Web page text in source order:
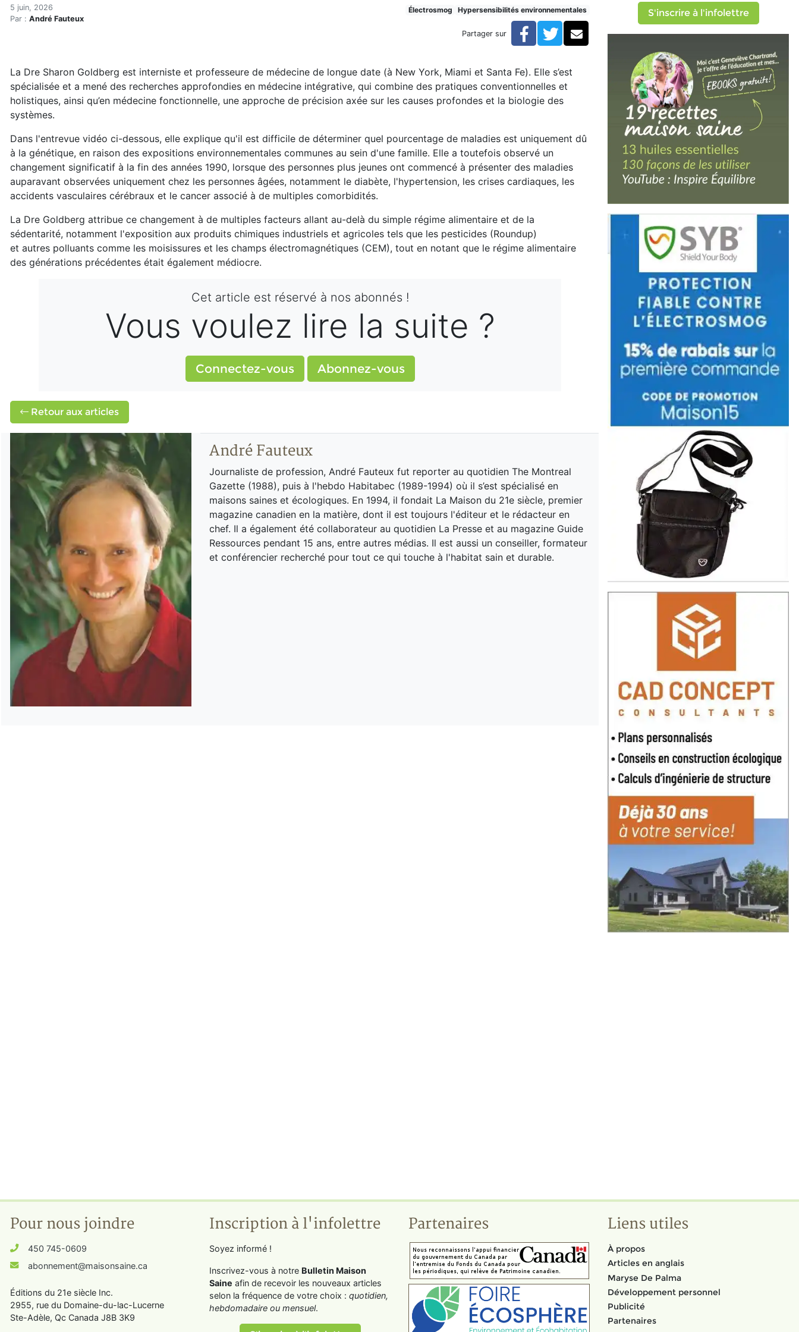
Accueil
Articles
Les moisissures et les ondes, facteurs négligés de maladie en médecine classique
5 juin, 2026
Par : André Fauteux
Électrosmog Hypersensibilités environnementales
Partager sur Facebook
TwitterCourriel
La Dre Sharon Goldberg est interniste et professeure de médecine de longue date (à New York, Miami et Santa Fe). Elle s’est
spécialisée et a mené des recherches approfondies en médecine intégrative, qui combine des pratiques conventionnelles et
holistiques, ainsi qu’en médecine fonctionnelle, une approche de précision axée sur les causes profondes et la biologie des
systèmes.
Dans l'entrevue vidéo ci-dessous, elle explique qu'il est difficile de déterminer quel pourcentage de maladies est uniquement dû
à la génétique, en raison des expositions environnementales communes au sein d'une famille. Elle a toutefois observé un
changement significatif à la fin des années 1990, lorsque des personnes plus jeunes ont commencé à présenter des maladies
auparavant observées uniquement chez les personnes âgées, notamment le diabète, l'hypertension, les crises cardiaques, les
accidents vasculaires cérébraux et le cancer associé à de multiples comorbidités.
La Dre Goldberg attribue ce changement à de multiples facteurs allant au-delà du simple régime alimentaire et de la
sédentarité, notamment l'exposition aux produits chimiques industriels et agricoles tels que les pesticides (Roundup)
et autres polluants comme les moisissures et les champs électromagnétiques (CEM), tout en notant que le régime alimentaire
des générations précédentes était également médiocre.
Cet article est réservé à nos abonnés !
Vous voulez lire la suite ?
Connectez-vous Abonnez-vous
Retour aux articles
André Fauteux
Journaliste de profession, André Fauteux fut reporter au quotidien The Montreal
Gazette (1988), puis à l'hebdo Habitabec (1989-1994) où il s’est spécialisé en
maisons saines et écologiques. En 1994, il fondait La Maison du 21e siècle, premier
magazine canadien en la matière, dont il est toujours l'éditeur et le rédacteur en
chef. Il a également été collaborateur au quotidien La Presse et au magazine Guide
Ressources pendant 15 ans, entre autres médias. Il est aussi un conseiller, formateur
et conférencier recherché pour tout ce qui touche à l'habitat sain et durable.
S'inscrire à l'infolettre
Pour nous joindre
450 745-0609
abonnement@maisonsaine.ca
Éditions du 21e siècle Inc.
2955, rue du Domaine-du-lac-Lucerne
Ste-Adèle, Qc Canada J8B 3K9
Inscription à l'infolettre
Soyez informé !
Inscrivez-vous à notre Bulletin Maison
Saine afin de recevoir les nouveaux articles
selon la fréquence de votre choix : quotidien,
hebdomadaire ou mensuel.
Partenaires Liens utiles
À propos
Articles en anglais
Maryse De Palma
Développement personnel
Publicité
Partenaires